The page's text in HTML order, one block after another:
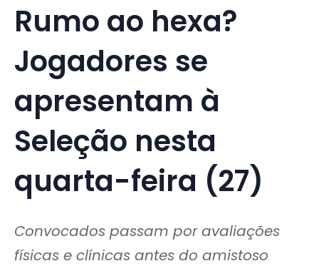
Rumo ao hexa?
Jogadores se
apresentam à
Seleção nesta
quarta-feira (27)
Convocados passam por avaliações
físicas e clínicas antes do amistoso